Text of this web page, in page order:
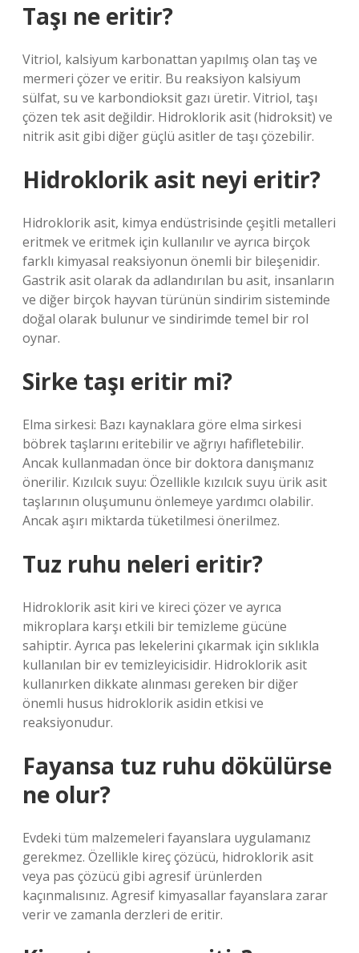
Taşı ne eritir?
Vitriol, kalsiyum karbonattan yapılmış olan taş ve
mermeri çözer ve eritir. Bu reaksiyon kalsiyum
sülfat, su ve karbondioksit gazı üretir. Vitriol, taşı
çözen tek asit değildir. Hidroklorik asit (hidroksit) ve
nitrik asit gibi diğer güçlü asitler de taşı çözebilir.
Hidroklorik asit neyi eritir?
Hidroklorik asit, kimya endüstrisinde çeşitli metalleri
eritmek ve eritmek için kullanılır ve ayrıca birçok
farklı kimyasal reaksiyonun önemli bir bileşenidir.
Gastrik asit olarak da adlandırılan bu asit, insanların
ve diğer birçok hayvan türünün sindirim sisteminde
doğal olarak bulunur ve sindirimde temel bir rol
oynar.
Sirke taşı eritir mi?
Elma sirkesi: Bazı kaynaklara göre elma sirkesi
böbrek taşlarını eritebilir ve ağrıyı hafifletebilir.
Ancak kullanmadan önce bir doktora danışmanız
önerilir. Kızılcık suyu: Özellikle kızılcık suyu ürik asit
taşlarının oluşumunu önlemeye yardımcı olabilir.
Ancak aşırı miktarda tüketilmesi önerilmez.
Tuz ruhu neleri eritir?
Hidroklorik asit kiri ve kireci çözer ve ayrıca
mikroplara karşı etkili bir temizleme gücüne
sahiptir. Ayrıca pas lekelerini çıkarmak için sıklıkla
kullanılan bir ev temizleyicisidir. Hidroklorik asit
kullanırken dikkate alınması gereken bir diğer
önemli husus hidroklorik asidin etkisi ve
reaksiyonudur.
Fayansa tuz ruhu dökülürse
ne olur?
Evdeki tüm malzemeleri fayanslara uygulamanız
gerekmez. Özellikle kireç çözücü, hidroklorik asit
veya pas çözücü gibi agresif ürünlerden
kaçınmalısınız. Agresif kimyasallar fayanslara zarar
verir ve zamanla derzleri de eritir.